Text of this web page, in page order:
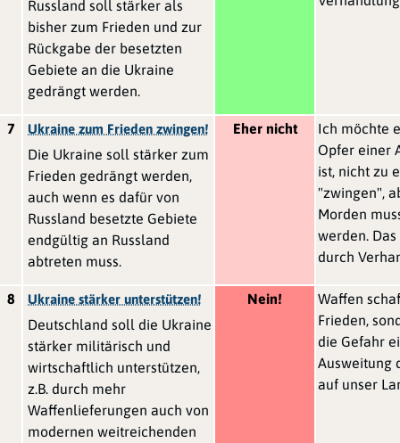
Russland soll stärker als
bisher zum Frieden und zur
Rückgabe der besetzten
Gebiete an die Ukraine
gedrängt werden.
7 Ukraine zum Frieden zwingen!
Die Ukraine soll stärker zum
Frieden gedrängt werden,
auch wenn es dafür von
Russland besetzte Gebiete
endgültig an Russland
abtreten muss.
Eher nicht
Ich möchte
Opfer einer
ist, nicht zu
"zwingen",
Morden
werden.
durch
8 Ukraine stärker unterstützen!
Deutschland soll die Ukraine
stärker militärisch und
wirtschaftlich unterstützen,
z.B. durch mehr
Waffenlieferungen auch von
modernen weitreichenden
Nein!
Waffen
Frieden,
die Gefahr
Ausweitung
auf unser